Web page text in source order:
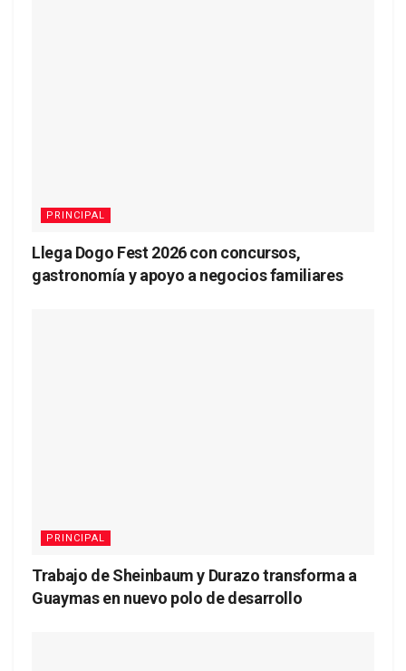
PRINCIPAL
Llega Dogo Fest 2026 con concursos,
gastronomía y apoyo a negocios familiares
PRINCIPAL
Trabajo de Sheinbaum y Durazo transforma a
Guaymas en nuevo polo de desarrollo